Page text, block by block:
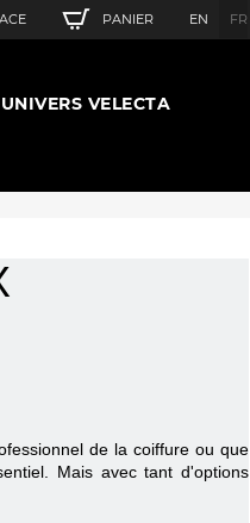
EN FR
PANIER
VELECTA
de la coiffure ou que
Mais avec tant d'options